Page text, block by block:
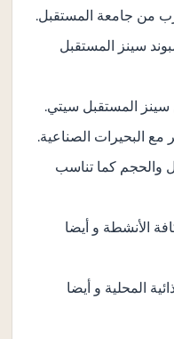
من جامعة المستقبل.
سينز المستقبل
المستقبل سيتي.
البحيرات الصناعية.
والحجم كما تناسب
الأنشطة و أيضا
المحلية و أيضا